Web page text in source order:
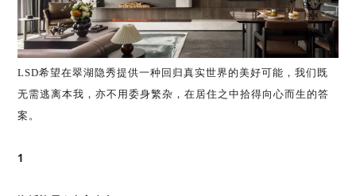
LSD希望在翠湖隐秀提供一种回归真实世界的美好可能，我们既
无需逃离本我，亦不用委身繁杂，在居住之中拾得向心而生的答
案。
1